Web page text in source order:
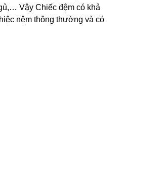
Vậy Chiếc đệm có khả
nệm thông thường và có